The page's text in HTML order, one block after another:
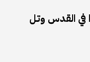
في القدس وتل